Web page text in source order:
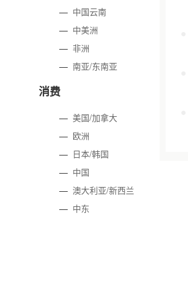
— 中国云南
— 中美洲
—非洲
—南亚/东南亚
消费
—美国/加拿大
— 欧洲
— 日本/韩国
— 中国
— 澳大利亚/新西兰
— 中东